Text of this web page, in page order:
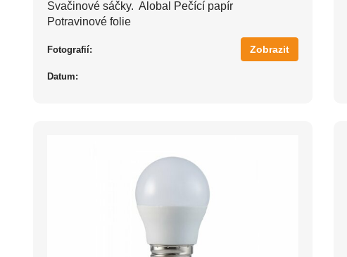
Svačinové sáčky. Alobal Pečící papír
Potravinové folie
Fotografií:
Datum:
Zobrazit